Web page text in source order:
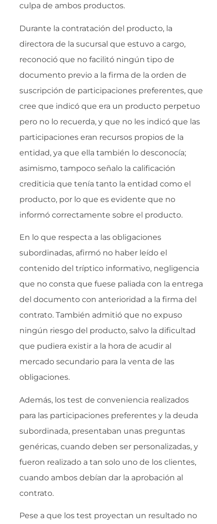
culpa de ambos productos.
Durante la contratación del producto, la
directora de la sucursal que estuvo a cargo,
reconoció que no facilitó ningún tipo de
documento previo a la firma de la orden de
suscripción de participaciones preferentes, que
cree que indicó que era un producto perpetuo
pero no lo recuerda, y que no les indicó que las
participaciones eran recursos propios de la
entidad, ya que ella también lo desconocía;
asimismo, tampoco señalo la calificación
crediticia que tenía tanto la entidad como el
producto, por lo que es evidente que no
informó correctamente sobre el producto.
En lo que respecta a las obligaciones
subordinadas, afirmó no haber leído el
contenido del tríptico informativo, negligencia
que no consta que fuese paliada con la entrega
del documento con anterioridad a la firma del
contrato. También admitió que no expuso
ningún riesgo del producto, salvo la dificultad
que pudiera existir a la hora de acudir al
mercado secundario para la venta de las
obligaciones.
Además, los test de conveniencia realizados
para las participaciones preferentes y la deuda
subordinada, presentaban unas preguntas
genéricas, cuando deben ser personalizadas, y
fueron realizado a tan solo uno de los clientes,
cuando ambos debían dar la aprobación al
contrato.
Pese a que los test proyectan un resultado no